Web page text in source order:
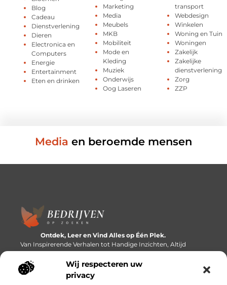
Wij respecteren uw
privacy
Blog
Cadeau
Dienstverlening
Dieren
Electronica en
Computers
Energie
Entertainment
Eten en drinken
Marketing
Media
Meubels
MKB
Mobiliteit
Mode en
Kleding
Muziek
Onderwijs
Oog Laseren
transport
Webdesign
Winkelen
Woning en Tuin
Woningen
Zakelijk
Zakelijke
dienstverlening
Zorg
ZZP
Media en beroemde mensen
Ontdek, Leer en Vind Alles op Één Plek.
Van Inspirerende Verhalen tot Handige Inzichten, Altijd
Binnen Handbereik.
Bericht categorie